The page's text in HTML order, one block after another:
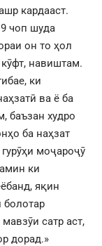
кардааст.
чоп шуда
он то ҳол
навиштам.
ки
ва ё ба
баъзан худро
ба наҳзат
моҷароҷӯ
ки
яқин
болотар
сатр аст,
дорад.»